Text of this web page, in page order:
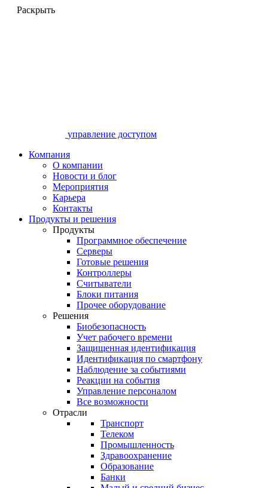
Раскрыть
управление доступом
Компания
О компании
Новости и блог
Мероприятия
Карьера
Контакты
Продукты и решения
Продукты
Программное обеспечение
Серверы
Готовые решения
Контроллеры
Считыватели
Блоки питания
Прочее оборудование
Решения
Биобезопасность
Учет рабочего времени
Защищенная идентификация
Идентификация по смартфону
Наблюдение за событиями
Реакции на события
Управление персоналом
Все возможности
Отрасли
Транспорт
Телеком
Промышленность
Здравоохранение
Образование
Банки